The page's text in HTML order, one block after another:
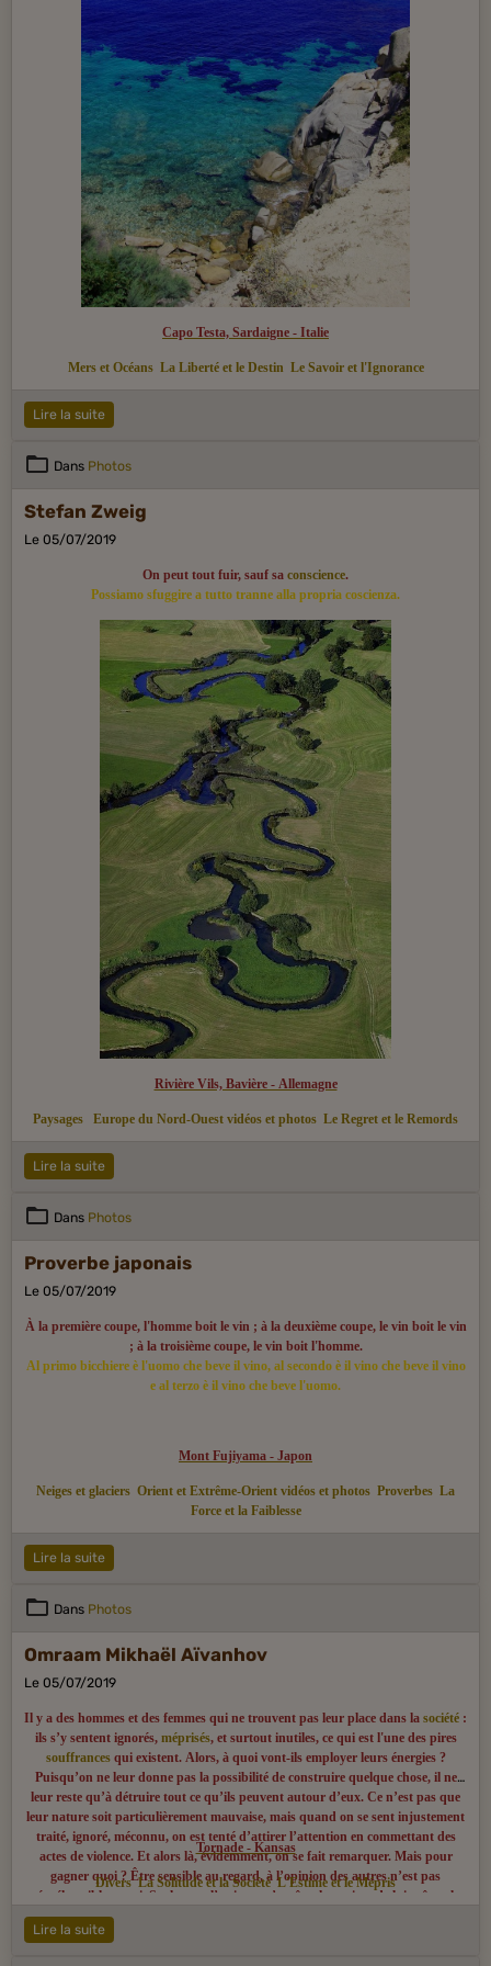
Capo Testa, Sardaigne - Italie
Mers et Océans La Liberté et le Destin Le Savoir et l'Ignorance
Lire la suite
Dans Photos
Stefan Zweig
Le 05/07/2019
On peut tout fuir, sauf sa conscience.
Possiamo sfuggire a tutto tranne alla propria coscienza.
Rivière Vils, Bavière - Allemagne
Paysages Europe du Nord-Ouest vidéos et photos Le Regret et le Remords
Lire la suite
Dans Photos
Proverbe japonais
Le 05/07/2019
À la première coupe, l'homme boit le vin ; à la deuxième coupe, le vin boit le vin
; à la troisième coupe, le vin boit l'homme.
Al primo bicchiere è l'uomo che beve il vino, al secondo è il vino che beve il vino
e al terzo è il vino che beve l'uomo.
Mont Fujiyama - Japon
Neiges et glaciers Orient et Extrême-Orient vidéos et photos Proverbes La
Force et la Faiblesse
Lire la suite
Dans Photos
Omraam Mikhaël Aïvanhov
Le 05/07/2019
Il y a des hommes et des femmes qui ne trouvent pas leur place dans la société :
ils s’y sentent ignorés, méprisés, et surtout inutiles, ce qui est l'une des pires
souffrancesqui existent. Alors, à quoi vont-ils employer leurs énergies ?
Puisqu’on ne leur donne pas la possibilité de construire quelque chose, il ne
leur reste qu’à détruire tout ce qu’ils peuvent autour d’eux. Ce n’est pas que
leur nature soit particulièrement mauvaise, mais quand on se sent injustement
traité, ignoré, méconnu, on est tenté d’attirer l’attention en commettant des
actes de violence. Et alors là, évidemment, on se fait remarquer. Mais pour
gagner quoi ? Être sensible au regard, à l’opinion des autres n’est pas
répréhensible en soi. Seulement l’estime qu’un être humain a de lui-même, le
sens de sa propre valeur ne doit jamais dépendre de ce regard, de cette opinion,
mais de la conscience du travail qu’il fait dans le secret de son cœur pour le
Tornade - Kansas
Divers La Solitude et la Société L'Estime et le Mépris
Lire la suite